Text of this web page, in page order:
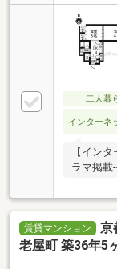
二人暮
インターネ
【イン
ラマ掲載
賃貸マンション
京
老屋町 築36年5